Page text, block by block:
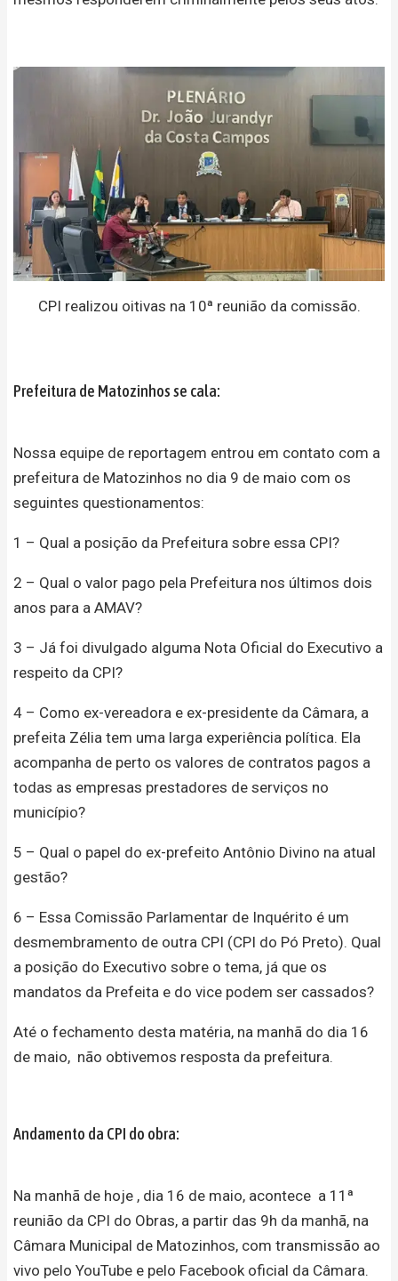
CPI realizou oitivas na 10ª reunião da comissão.
Prefeitura de Matozinhos se cala:
Nossa equipe de reportagem entrou em contato com a
prefeitura de Matozinhos no dia 9 de maio com os
seguintes questionamentos:
1 – Qual a posição da Prefeitura sobre essa CPI?
2 – Qual o valor pago pela Prefeitura nos últimos dois
anos para a AMAV?
3 – Já foi divulgado alguma Nota Oficial do Executivo a
respeito da CPI?
4 – Como ex-vereadora e ex-presidente da Câmara, a
prefeita Zélia tem uma larga experiência política. Ela
acompanha de perto os valores de contratos pagos a
todas as empresas prestadores de serviços no
município?
5 – Qual o papel do ex-prefeito Antônio Divino na atual
gestão?
6 – Essa Comissão Parlamentar de Inquérito é um
desmembramento de outra CPI (CPI do Pó Preto). Qual
a posição do Executivo sobre o tema, já que os
mandatos da Prefeita e do vice podem ser cassados?
Até o fechamento desta matéria, na manhã do dia 16
de maio, não obtivemos resposta da prefeitura.
Andamento da CPI do obra:
Na manhã de hoje , dia 16 de maio, acontece a 11ª
reunião da CPI do Obras, a partir das 9h da manhã, na
Câmara Municipal de Matozinhos, com transmissão ao
vivo pelo YouTube e pelo Facebook oficial da Câmara.